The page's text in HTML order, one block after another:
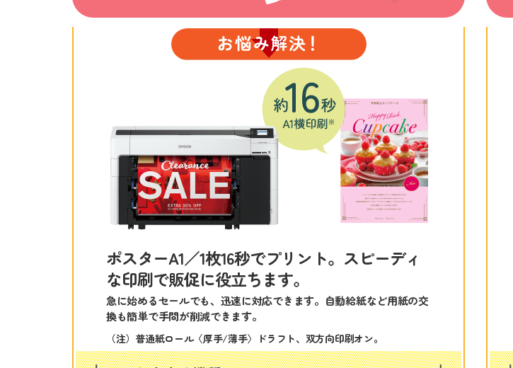
ポスターA1／1枚16秒でプリント。スピーディ
な印刷で販促に役立ちます。
急に始めるセールでも、迅速に対応できます。自動給紙など用紙の交
換も簡単で手間が削減できます。
（注）普通紙ロール〈厚手/薄手〉ドラフト、双方向印刷オン。